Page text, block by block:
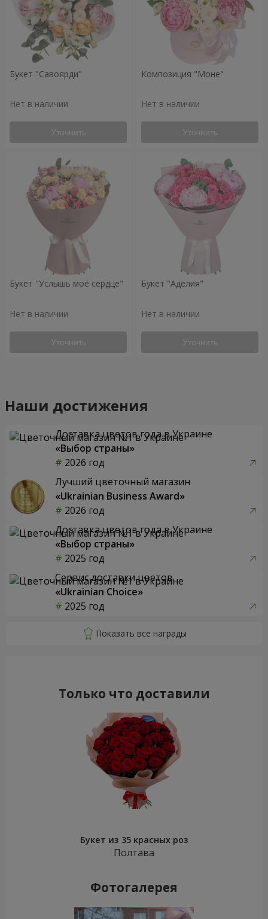
Букет "Савоярди"
Нет в наличии
Уточнить
Композиция "Моне"
Нет в наличии
Уточнить
Букет "Услышь моё сердце"
Нет в наличии
Уточнить
Букет "Аделия"
Нет в наличии
Уточнить
Наши достижения
Доставка цветов года в Украине
«Выбор страны»
2026 год
Лучший цветочный магазин
«Ukrainian Business Award»
2026 год
Доставка цветов года в Украине
«Выбор страны»
2025 год
Сервис доставки цветов
«Ukrainian Choice»
2025 год
Только что доставили
Букет из 35 красных роз
Полтава
Фотогалерея